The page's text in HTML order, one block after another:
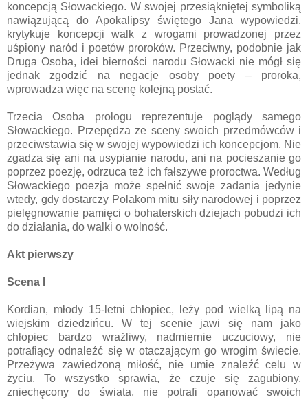
koncepcją Słowackiego. W swojej przesiąkniętej symboliką
nawiązującą do Apokalipsy świętego Jana wypowiedzi,
krytykuje koncepcji walk z wrogami prowadzonej przez
uśpiony naród i poetów proroków. Przeciwny, podobnie jak
Druga Osoba, idei bierności narodu Słowacki nie mógł się
jednak zgodzić na negacje osoby poety – proroka,
wprowadza więc na scenę kolejną postać.
Trzecia Osoba prologu reprezentuje poglądy samego
Słowackiego. Przepędza ze sceny swoich przedmówców i
przeciwstawia się w swojej wypowiedzi ich koncepcjom. Nie
zgadza się ani na usypianie narodu, ani na pocieszanie go
poprzez poezję, odrzuca też ich fałszywe proroctwa. Według
Słowackiego poezja może spełnić swoje zadania jedynie
wtedy, gdy dostarczy Polakom mitu siły narodowej i poprzez
pielęgnowanie pamięci o bohaterskich dziejach pobudzi ich
do działania, do walki o wolność.
Akt pierwszy
Scena I
Kordian, młody 15-letni chłopiec, leży pod wielką lipą na
wiejskim dziedzińcu. W tej scenie jawi się nam jako
chłopiec bardzo wrażliwy, nadmiernie uczuciowy, nie
potrafiący odnaleźć się w otaczającym go wrogim świecie.
Przeżywa zawiedzoną miłość, nie umie znaleźć celu w
życiu. To wszystko sprawia, że czuje się zagubiony,
zniechęcony do świata, nie potrafi opanować swoich